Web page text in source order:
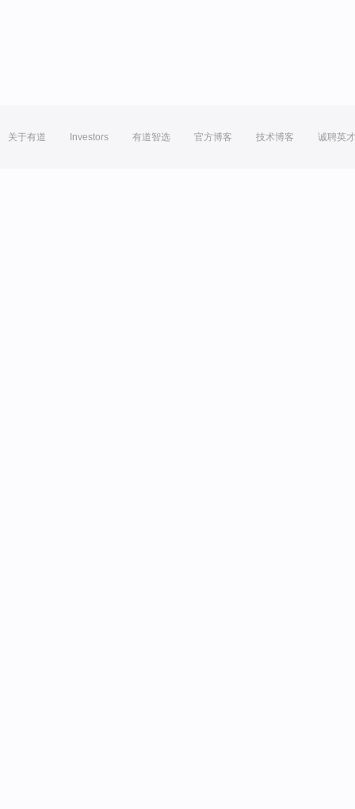
关于有道 Investors 有道智选 官方博客 技术博客 诚聘英才